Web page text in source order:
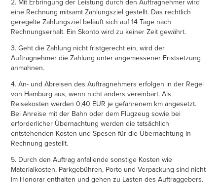
2. Mit Erbringung der Leistung durch den Auftragnehmer wird
eine Rechnung mitsamt Zahlungsziel gestellt. Das rechtlich
geregelte Zahlungsziel beläuft sich auf 14 Tage nach
Rechnungserhalt. Ein Skonto wird zu keiner Zeit gewährt.
3. Geht die Zahlung nicht fristgerecht ein, wird der
Auftragnehmer die Zahlung unter angemessener Fristsetzung
anmahnen.
4. An- und Abreisen des Auftragnehmers erfolgen in der Regel
von Hamburg aus, wenn nicht anders vereinbart. Als
Reisekosten werden 0,40 EUR je gefahrenem km angesetzt.
Bei Anreise mit der Bahn oder dem Flugzeug sowie bei
erforderlicher Übernachtung werden die tatsächlich
entstehenden Kosten und Spesen für die Übernachtung in
Rechnung gestellt.
5. Durch den Auftrag anfallende sonstige Kosten wie
Materialkosten, Parkgebühren, Porto und Verpackung sind nicht
im Honorar enthalten und gehen zu Lasten des Auftraggebers.